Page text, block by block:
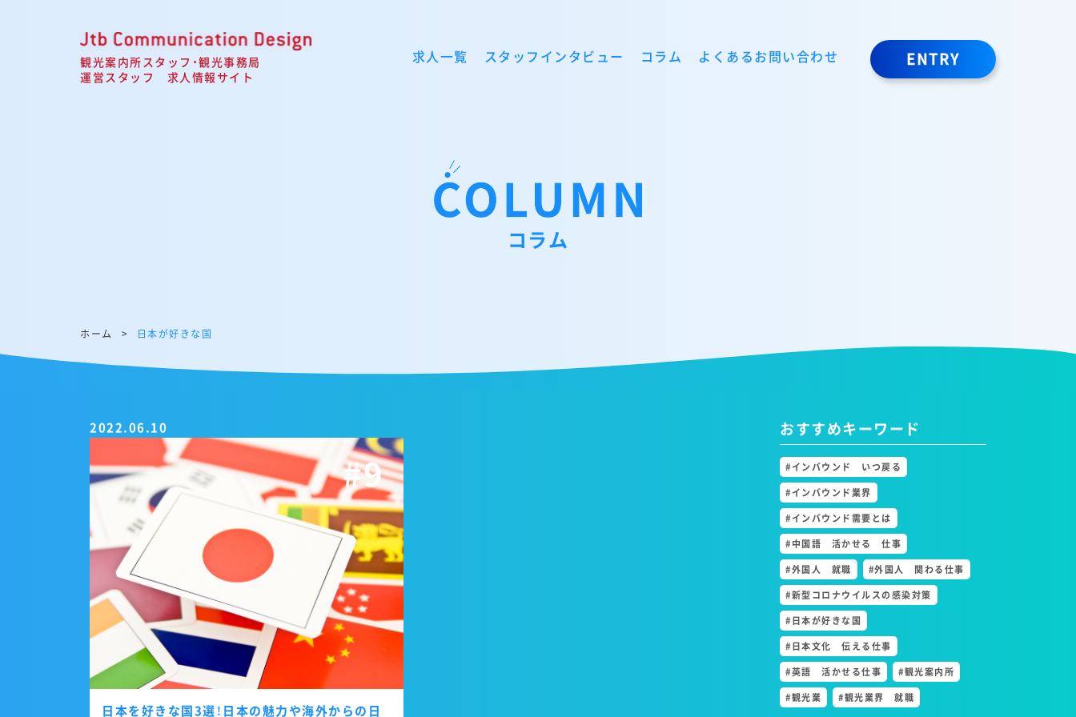
観光案内所スタッフ・観光事務局
運営スタッフ 求人情報サイト
求人一覧 スタッフインタビュー コラム よくあるお問い合わせ ENTRY
コラム
ホーム 日本が好きな国
2022.06.10
#9
日本を好きな国3選！日本の魅力や海外からの日
おすすめキーワード
#インバウンド いつ戻る
#インバウンド業界
#インバウンド需要とは
#中国語 活かせる 仕事
#外国人 就職
#外国人 関わる仕事
#新型コロナウイルスの感染対策
#日本が好きな国
#日本文化 伝える仕事
#英語 活かせる仕事
#観光案内所
#観光業
#観光業界 就職